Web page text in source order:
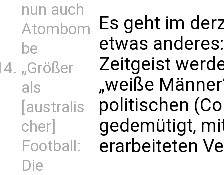
nun auch
Atombom
be
„Größer
als
[australis
cher]
Football:
Die
Es geht im
etwas
Zeitgeist
„weiße
politischen
gedemütigt,
erarbeiteten